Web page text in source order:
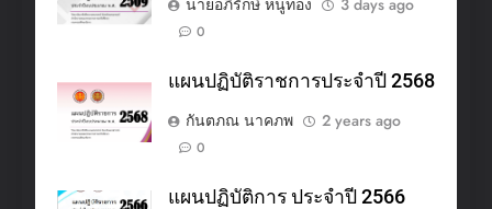
0
แผนปฏิบัติราชการประจำปี 2568
กันตภณ นาคภพ
2 years ago
0
แผนปฏิบัติการ ประจำปี 2566